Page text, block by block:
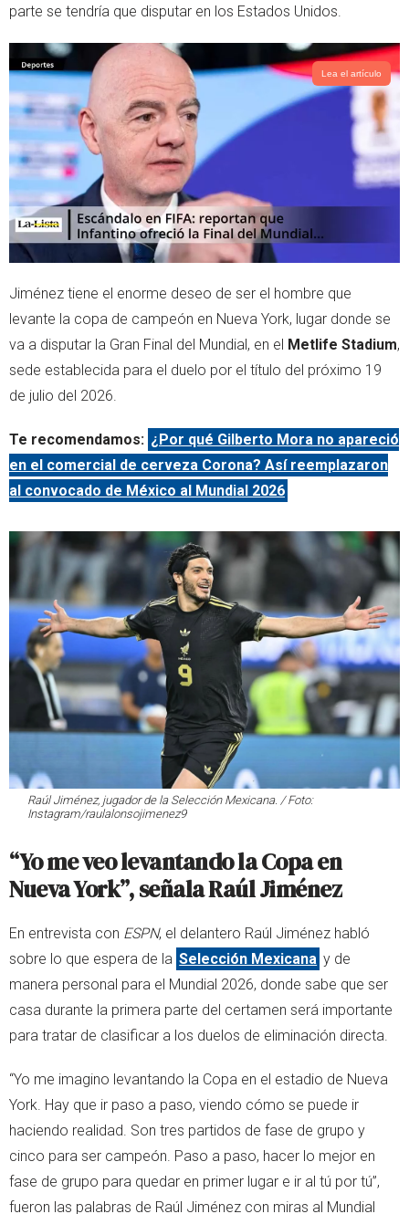
parte se tendría que disputar en los Estados Unidos.
Lea el artículo
Jiménez tiene el enorme deseo de ser el hombre que
levante la copa de campeón en Nueva York, lugar donde se
va a disputar la Gran Final del Mundial, en el Metlife Stadium,
sede establecida para el duelo por el título del próximo 19
de julio del 2026.
Te recomendamos: ¿Por qué Gilberto Mora no apareció
en el comercial de cerveza Corona? Así reemplazaron
al convocado de México al Mundial 2026
Raúl Jiménez, jugador de la Selección Mexicana. / Foto:
Instagram/raulalonsojimenez9
“Yo me veo levantando la Copa en
Nueva York”, señala Raúl Jiménez
En entrevista con ESPN, el delantero Raúl Jiménez habló
sobre lo que espera de la Selección Mexicana y de
manera personal para el Mundial 2026, donde sabe que ser
casa durante la primera parte del certamen será importante
para tratar de clasificar a los duelos de eliminación directa.
“Yo me imagino levantando la Copa en el estadio de Nueva
York. Hay que ir paso a paso, viendo cómo se puede ir
haciendo realidad. Son tres partidos de fase de grupo y
cinco para ser campeón. Paso a paso, hacer lo mejor en
fase de grupo para quedar en primer lugar e ir al tú por tú”,
fueron las palabras de Raúl Jiménez con miras al Mundial